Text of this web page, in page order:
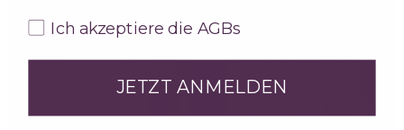
AGBsIch akzeptiere die AGBs
JETZT ANMELDEN